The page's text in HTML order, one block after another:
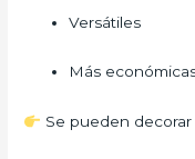
Versátiles
Más
Se pueden